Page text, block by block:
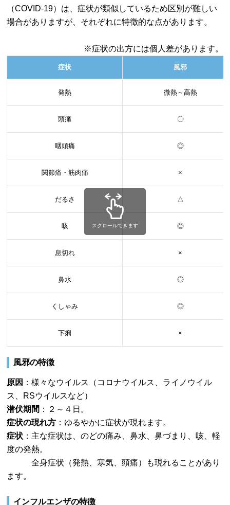
（COVID-19）は、症状が類似しているため区別が難しい
場合がありますが、それぞれに特徴的な点があります。
※症状の出方には個人差があります。
症状 風邪
発熱 微熱～高熱
頭痛 〇
咽頭痛 ◎
関節痛・筋肉痛 ×
だるさ △
咳 ◎
息切れ ×
鼻水 ◎
くしゃみ ◎
下痢 ×
スクロールできます
風邪の特徴
原因 ：様々なウイルス（コロナウイルス、ライノウイル
ス、RSウイルスなど）
潜伏期間 ：２～４日。
症状の現れ方 ：ゆるやかに症状が現れます。
症状 ：主な症状は、のどの痛み、鼻水、鼻づまり、咳、軽
度の発熱。
全身症状（発熱、寒気、頭痛）も現れることがあり
ます。
インフルエンザの特徴